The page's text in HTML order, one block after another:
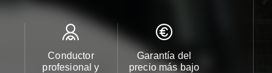
Conductor
profesional y
Garantía del
precio más bajo